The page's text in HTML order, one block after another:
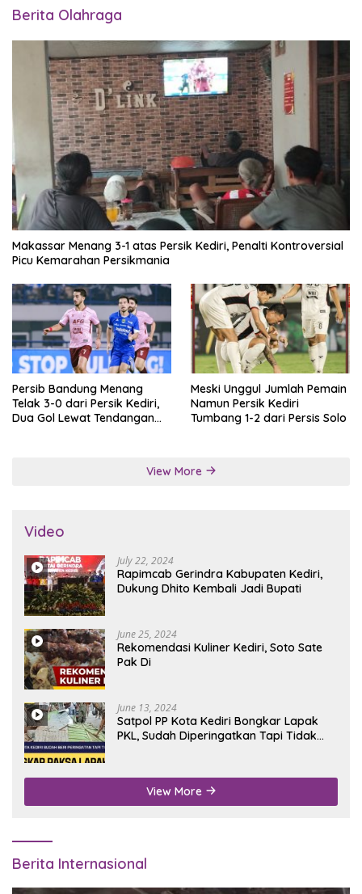
Berita Olahraga
Makassar Menang 3-1 atas Persik Kediri, Penalti Kontroversial
Picu Kemarahan Persikmania
Persib Bandung Menang
Telak 3-0 dari Persik Kediri,
Dua Gol Lewat Tendangan
Meski Unggul Jumlah Pemain
Namun Persik Kediri
Tumbang 1-2 dari Persis Solo
View More
Video
July 22, 2024
Rapimcab Gerindra Kabupaten Kediri,
Dukung Dhito Kembali Jadi Bupati
June 25, 2024
Rekomendasi Kuliner Kediri, Soto Sate
Pak Di
June 13, 2024
Satpol PP Kota Kediri Bongkar Lapak
PKL, Sudah Diperingatkan Tapi Tidak
View More
Berita Internasional